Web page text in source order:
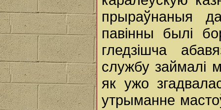
прыраўнаныя
павінны былі
гледзішча
службу займалі
як ужо
утрыманне